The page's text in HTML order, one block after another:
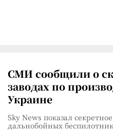
СМИ сообщили о
заводах по
Украине
Sky News показал
дальнобойных